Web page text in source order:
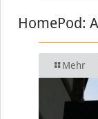
HomePod:
Mehr